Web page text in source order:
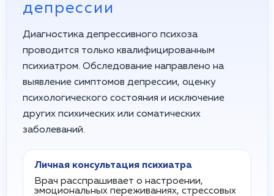
депрессии
Диагностика депрессивного психоза
проводится только квалифицированным
психиатром. Обследование направлено на
выявление симптомов депрессии, оценку
психологического состояния и исключение
других психических или соматических
заболеваний.
Личная консультация психиатра
Врач расспрашивает о настроении,
эмоциональных переживаниях, стрессовых